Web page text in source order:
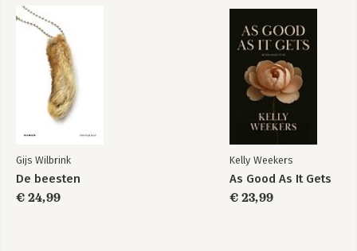
Bekijk alle boeken
Gijs Wilbrink
De beesten
€ 24,99
Kelly Weekers
As Good As It Gets
€ 23,99